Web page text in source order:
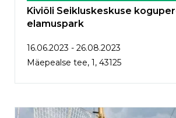
Kiviõli Seikluskeskuse
elamuspark
16.06.2023 - 26.08.2023
Mäepealse tee, 1, 43125